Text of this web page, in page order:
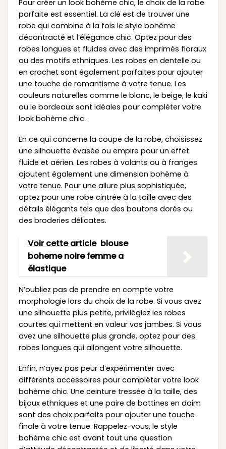
Pour créer un look bohème chic, le choix de la robe
parfaite est essentiel. La clé est de trouver une
robe qui combine à la fois le style bohème
décontracté et l’élégance chic. Optez pour des
robes longues et fluides avec des imprimés floraux
ou des motifs ethniques. Les robes en dentelle ou
en crochet sont également parfaites pour ajouter
une touche de romantisme à votre tenue. Les
couleurs naturelles comme le blanc, le beige, le kaki
ou le bordeaux sont idéales pour compléter votre
look bohème chic.
En ce qui concerne la coupe de la robe, choisissez
une silhouette évasée ou empire pour un effet
fluide et aérien. Les robes à volants ou à franges
ajoutent également une dimension bohème à
votre tenue. Pour une allure plus sophistiquée,
optez pour une robe cintrée à la taille avec des
détails élégants tels que des boutons dorés ou
des broderies délicates.
Voir cette article blouse
boheme noire femme a
élastique
N’oubliez pas de prendre en compte votre
morphologie lors du choix de la robe. Si vous avez
une silhouette plus petite, privilégiez les robes
courtes qui mettent en valeur vos jambes. Si vous
avez une silhouette plus grande, optez pour des
robes longues qui allongent votre silhouette.
Enfin, n’ayez pas peur d’expérimenter avec
différents accessoires pour compléter votre look
bohème chic. Une ceinture tressée à la taille, des
bijoux ethniques et une paire de bottines en daim
sont des choix parfaits pour ajouter une touche
finale à votre tenue. Rappelez-vous, le style
bohème chic est avant tout une question